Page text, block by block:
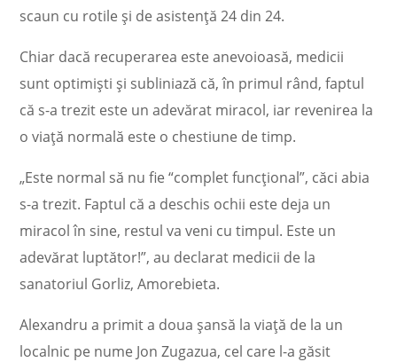
scaun cu rotile și de asistență 24 din 24.
Chiar dacă recuperarea este anevoioasă, medicii
sunt optimiști și subliniază că, în primul rând, faptul
că s-a trezit este un adevărat miracol, iar revenirea la
o viață normală este o chestiune de timp.
„Este normal să nu fie “complet funcțional”, căci abia
s-a trezit. Faptul că a deschis ochii este deja un
miracol în sine, restul va veni cu timpul. Este un
adevărat luptător!”, au declarat medicii de la
sanatoriul Gorliz, Amorebieta.
Alexandru a primit a doua șansă la viață de la un
localnic pe nume Jon Zugazua, cel care l-a găsit